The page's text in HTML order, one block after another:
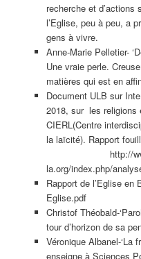
recherche et
l’Eglise, peu à peu, a
gens à vivre.
Anne-Marie Pelletier-
Une vraie perle.
matières qui est en
Document ULB sur
2018, sur les religions
CIERL(Centre
la laïcité). Rapport
http://
la.org/index.php/
Rapport de l’Eglise en
Eglise.pdf
Christof Théobald-
tour d’horizon de sa
Véronique Albanel-‘La
enseigne à Sciences